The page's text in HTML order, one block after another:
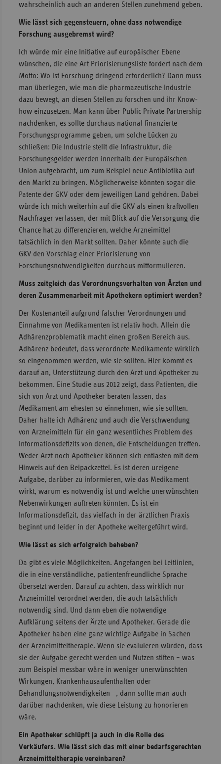
wahrscheinlich auch an anderen Stellen zunehmend geben.
Wie lässt sich gegensteuern, ohne dass notwendige
Forschung ausgebremst wird?
Ich würde mir eine Initiative auf europäischer Ebene
wünschen, die eine Art Priorisierungsliste fordert nach dem
Motto: Wo ist Forschung dringend erforderlich? Dann muss
man überlegen, wie man die pharmazeutische Industrie
dazu bewegt, an diesen Stellen zu forschen und ihr Know-
how einzusetzen. Man kann über Public Private Partnership
nachdenken, es sollte durchaus national finanzierte
Forschungsprogramme geben, um solche Lücken zu
schließen: Die Industrie stellt die Infrastruktur, die
Forschungsgelder werden innerhalb der Europäischen
Union aufgebracht, um zum Beispiel neue Antibiotika auf
den Markt zu bringen. Möglicherweise könnten sogar die
Patente der GKV oder dem jeweiligen Land gehören. Dabei
würde ich mich weiterhin auf die GKV als einen kraftvollen
Nachfrager verlassen, der mit Blick auf die Versorgung die
Chance hat zu differenzieren, welche Arzneimittel
tatsächlich in den Markt sollten. Daher könnte auch die
GKV den Vorschlag einer Priorisierung von
Forschungsnotwendigkeiten durchaus mitformulieren.
Muss zeitgleich das Verordnungsverhalten von Ärzten und
deren Zusammenarbeit mit Apothekern optimiert werden?
Der Kostenanteil aufgrund falscher Verordnungen und
Einnahme von Medikamenten ist relativ hoch. Allein die
Adhärenzproblematik macht einen großen Bereich aus.
Adhärenz bedeutet, dass verordnete Medikamente wirklich
so eingenommen werden, wie sie sollten. Hier kommt es
darauf an, Unterstützung durch den Arzt und Apotheker zu
bekommen. Eine Studie aus 2012 zeigt, dass Patienten, die
sich von Arzt und Apotheker beraten lassen, das
Medikament am ehesten so einnehmen, wie sie sollten.
Daher halte ich Adhärenz und auch die Verschwendung
von Arzneimitteln für ein ganz wesentliches Problem des
Informationsdefizits von denen, die Entscheidungen treffen.
Weder Arzt noch Apotheker können sich entlasten mit dem
Hinweis auf den Beipackzettel. Es ist deren ureigene
Aufgabe, darüber zu informieren, wie das Medikament
wirkt, warum es notwendig ist und welche unerwünschten
Nebenwirkungen auftreten könnten. Es ist ein
Informationsdefizit, das vielfach in der ärztlichen Praxis
beginnt und leider in der Apotheke weitergeführt wird.
Wie lässt es sich erfolgreich beheben?
Da gibt es viele Möglichkeiten. Angefangen bei Leitlinien,
die in eine verständliche, patientenfreundliche Sprache
übersetzt werden. Darauf zu achten, dass wirklich nur
Arzneimittel verordnet werden, die auch tatsächlich
notwendig sind. Und dann eben die notwendige
Aufklärung seitens der Ärzte und Apotheker. Gerade die
Apotheker haben eine ganz wichtige Aufgabe in Sachen
der Arzneimitteltherapie. Wenn sie evaluieren würden, dass
sie der Aufgabe gerecht werden und Nutzen stiften – was
zum Beispiel messbar wäre in weniger unerwünschten
Wirkungen, Krankenhausaufenthalten oder
Behandlungsnotwendigkeiten –, dann sollte man auch
darüber nachdenken, wie diese Leistung zu honorieren
wäre.
Ein Apotheker schlüpft ja auch in die Rolle des
Verkäufers. Wie lässt sich das mit einer bedarfsgerechten
Arzneimitteltherapie vereinbaren?